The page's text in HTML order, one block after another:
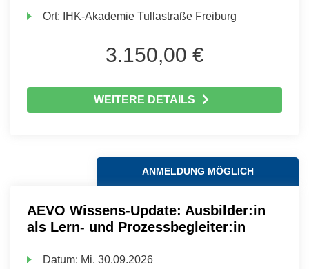
Ort: IHK-Akademie Tullastraße Freiburg
3.150,00 €
WEITERE DETAILS
ANMELDUNG MÖGLICH
AEVO Wissens-Update: Ausbilder:in
als Lern- und Prozessbegleiter:in
Datum: Mi. 30.09.2026